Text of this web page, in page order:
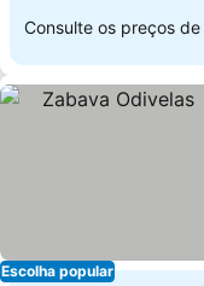
Consulte os preços de
Escolha popular